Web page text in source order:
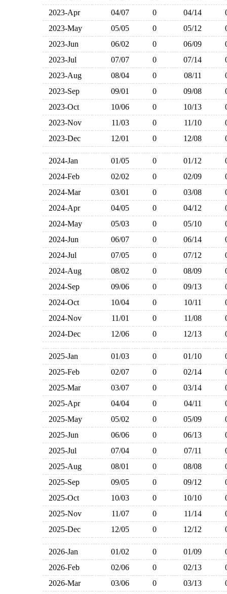
2023-Apr
04/07 0 04/14
2023-May
05/05 0 05/12
2023-Jun
06/02 0 06/09
2023-Jul
07/07 0 07/14
2023-Aug
08/04 0 08/11
2023-Sep
09/01 0 09/08
2023-Oct
10/06 0 10/13
2023-Nov
11/03 0 11/10
2023-Dec
12/01 0 12/08
2024-Jan 01/05 0 01/12
2024-Feb
02/02 0 02/09
2024-Mar
03/01 0 03/08
2024-Apr
04/05 0 04/12
2024-May
05/03 0 05/10
2024-Jun
06/07 0 06/14
2024-Jul
07/05 0 07/12
2024-Aug
08/02 0 08/09
2024-Sep
09/06 0 09/13
2024-Oct
10/04 0 10/11
2024-Nov
11/01 0 11/08
2024-Dec
12/06 0 12/13
2025-Jan 01/03 0 01/10
2025-Feb
02/07 0 02/14
2025-Mar
03/07 0 03/14
2025-Apr
04/04 0 04/11
2025-May
05/02 0 05/09
2025-Jun
06/06 0 06/13
2025-Jul
07/04 0 07/11
2025-Aug
08/01 0 08/08
2025-Sep
09/05 0 09/12
2025-Oct
10/03 0 10/10
2025-Nov
11/07 0 11/14
2025-Dec
12/05 0 12/12
2026-Jan 01/02 0 01/09
2026-Feb
02/06 0 02/13
2026-Mar
03/06 0 03/13